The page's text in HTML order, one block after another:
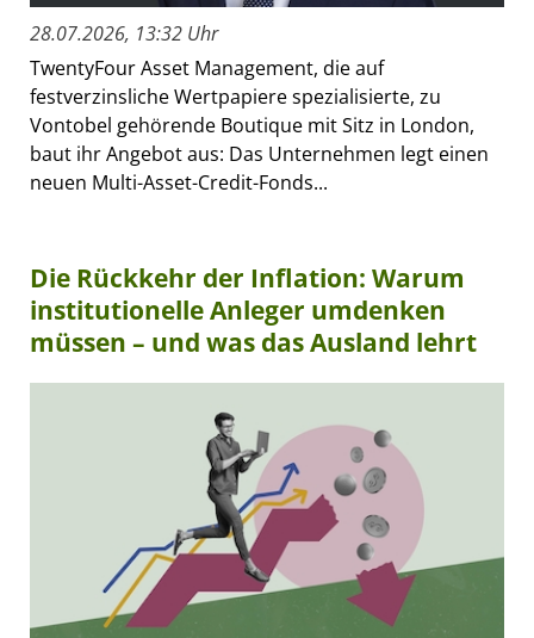
28.07.2026, 13:32 Uhr
TwentyFour Asset Management, die auf
festverzinsliche Wertpapiere spezialisierte, zu
Vontobel gehörende Boutique mit Sitz in London,
baut ihr Angebot aus: Das Unternehmen legt einen
neuen Multi-Asset-Credit-Fonds...
Die Rückkehr der Inflation: Warum
institutionelle Anleger umdenken
müssen – und was das Ausland lehrt